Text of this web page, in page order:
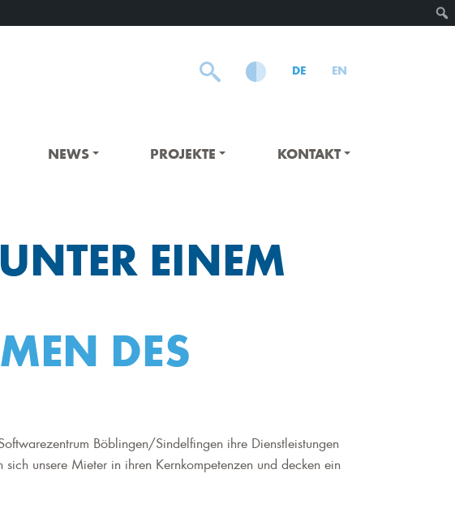
DE EN
NEWS PROJEKTE KONTAKT
EINEM
DES
Böblingen/Sindelfingen ihre Dienstleistungen
unsere Mieter in ihren Kernkompetenzen und decken ein